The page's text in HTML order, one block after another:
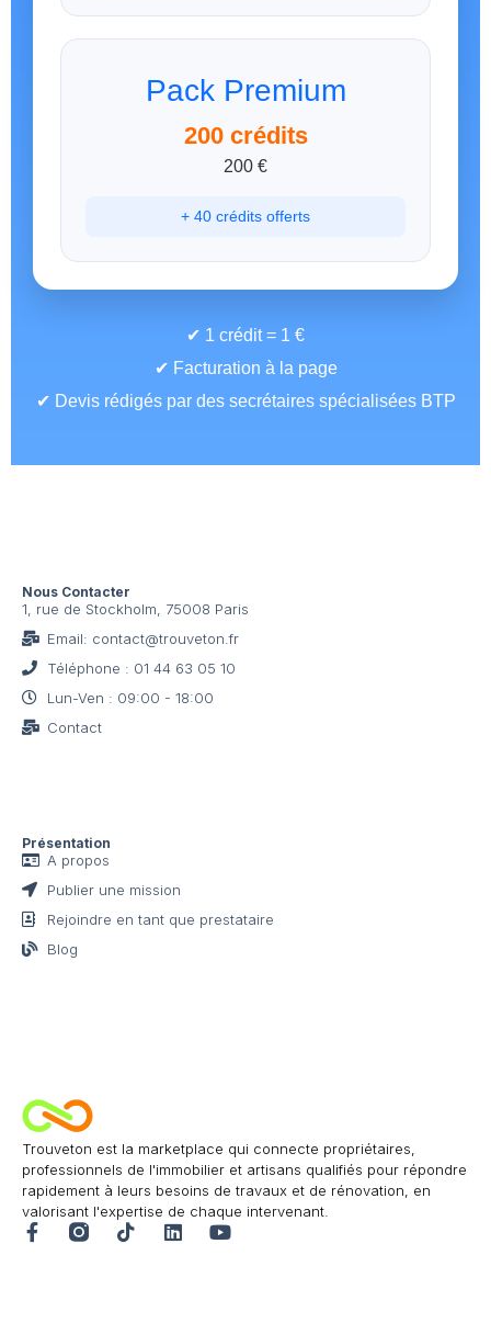
Pack Premium
200 crédits
200 €
+ 40 crédits offerts
✔ 1 crédit = 1 €
✔ Facturation à la page
✔ Devis rédigés par des secrétaires spécialisées BTP
Trouveton est la marketplace qui connecte propriétaires,
professionnels de l'immobilier et artisans qualifiés pour répondre
rapidement à leurs besoins de travaux et de rénovation, en
valorisant l'expertise de chaque intervenant.
Présentation
A propos
Publier une mission
Rejoindre en tant que prestataire
Blog
Nous Contacter
1, rue de Stockholm, 75008 Paris
Email: contact@trouveton.fr
Téléphone : 01 44 63 05 10
Lun-Ven : 09:00 - 18:00
Contact